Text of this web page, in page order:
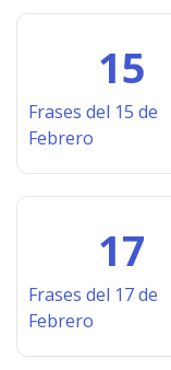
15
Frases del 15 de
Febrero
17
Frases del 17 de
Febrero